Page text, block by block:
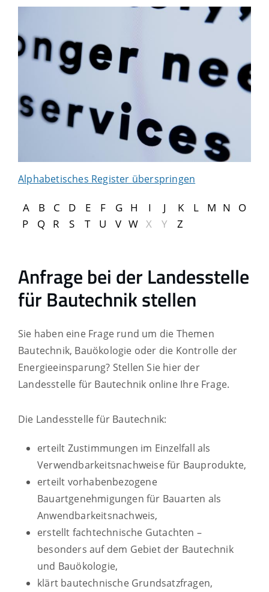
Alphabetisches Register überspringen
A B C D E F G H I J K L M N
O
P
Q R S T U V W X Y Z
Anfrage bei der Landesstelle
für Bautechnik stellen
Sie haben eine Frage rund um die Themen
Bautechnik, Bauökologie oder die Kontrolle der
Energieeinsparung? Stellen Sie hier der
Landesstelle für Bautechnik online Ihre Frage.
Die Landesstelle für Bautechnik:
erteilt Zustimmungen im Einzelfall als
Verwendbarkeitsnachweise für Bauprodukte,
erteilt vorhabenbezogene
Bauartgenehmigungen für Bauarten als
Anwendbarkeitsnachweis,
erstellt fachtechnische Gutachten –
besonders auf dem Gebiet der Bautechnik
und Bauökologie,
klärt bautechnische Grundsatzfragen,